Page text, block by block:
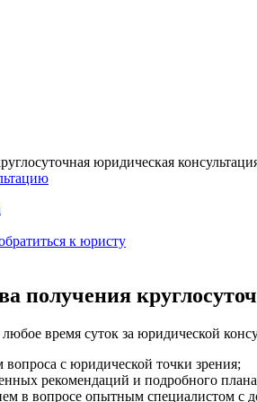
юридическая
к юристу
получения
время суток за юридической
вопроса с юридической точки зрения;
рекомендаций и подробного
в вопросе опытным специалистом с